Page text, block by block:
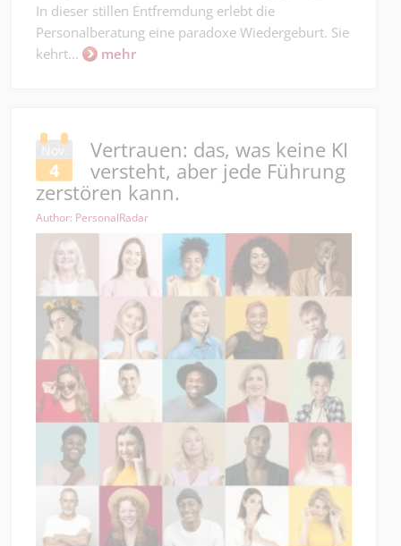
In dieser stillen Entfremdung erlebt die
Personalberatung eine paradoxe Wiedergeburt. Sie
kehrt...
mehr
Nov.
4
Vertrauen: das, was keine KI
versteht, aber jede Führung
zerstören kann.
Author: PersonalRadar